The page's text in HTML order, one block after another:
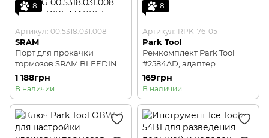
8
Артикул: 00.5318.031.008
SRAM
Порт для прокачки
тормозов SRAM BLEEDING
EDGE FITTING, LUER LOCK
(WORKS WITH V1 AND V2
KITS) - MINERAL BRAKES
WITH BLEEDING EDGE
CALIPER FITTING
1 188грн
В наличии
8
Артикул: RPK-76-05
Park Tool
Ремкомплект Park Tool
#2584AD, адаптер
универсальный M6 x 1.0
для BKD-1
169грн
В наличии